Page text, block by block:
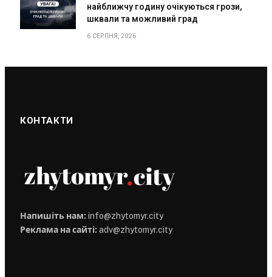
найближчу годину очікуються грози,
шквали та можливий град
6 СЕРПНЯ, 2026
КОНТАКТИ
Напишіть нам: info@zhytomyr.city
Реклама на сайті: adv@zhytomyr.city